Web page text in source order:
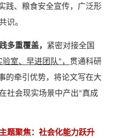
践、粮食安全宣传，广泛形
识。
多重覆盖， 紧密对接全国
室、早进团队”， 贯通科研
的牵引优势，将论文写在大
社会现实场景中产出“真成
主题聚焦：社会化能力跃升